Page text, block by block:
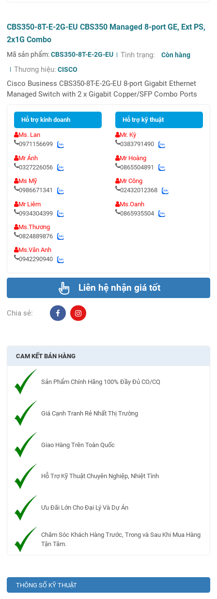
CBS350-8T-E-2G-EU CBS350 Managed 8-port GE, Ext PS,
2x1G Combo
Mã sản phẩm:CBS350-8T-E-2G-EU Tình trạng: Còn hàng
Thương hiệu: CISCO
Cisco Business CBS350-8T-E-2G-EU 8-port Gigabit Ethernet
Managed Switch with 2 x Gigabit Copper/SFP Combo Ports
Hỗ trợ kinh doanh
Ms. Lan
0971156699
Mr Ánh
0327226056
Ms Mỹ
0986671341
Mr Liêm
0934304399
Ms.Thương
0824889876
Ms.Vân Anh
0942290940
Hỗ trợ kỹ thuật
Mr. Kỳ
0383791490
Mr Hoàng
0865504891
Mr Công
02432012368
Ms.Oanh
0865935504
Liên hệ nhận giá tốt
Chia sẻ:
CAM KẾT BÁN HÀNG
Sản Phẩm Chính Hãng 100% Đầy Đủ CO/CQ
Giá Cạnh Tranh Rẻ Nhất Thị Trường
Giao Hàng Trên Toàn Quốc
Hỗ Trợ Kỹ Thuật Chuyên Nghiệp, Nhiệt Tình
Ưu Đãi Lớn Cho Đại Lý Và Dự Án
Chăm Sóc Khách Hàng Trước, Trong và Sau Khi Mua Hàng
Tận Tâm.
THÔNG SỐ KỸ THUẬT